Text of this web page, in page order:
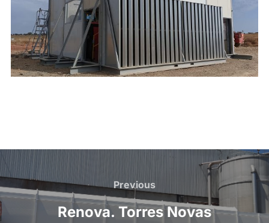
Post
navigation
Previous
Previous
Renova. Torres Novas